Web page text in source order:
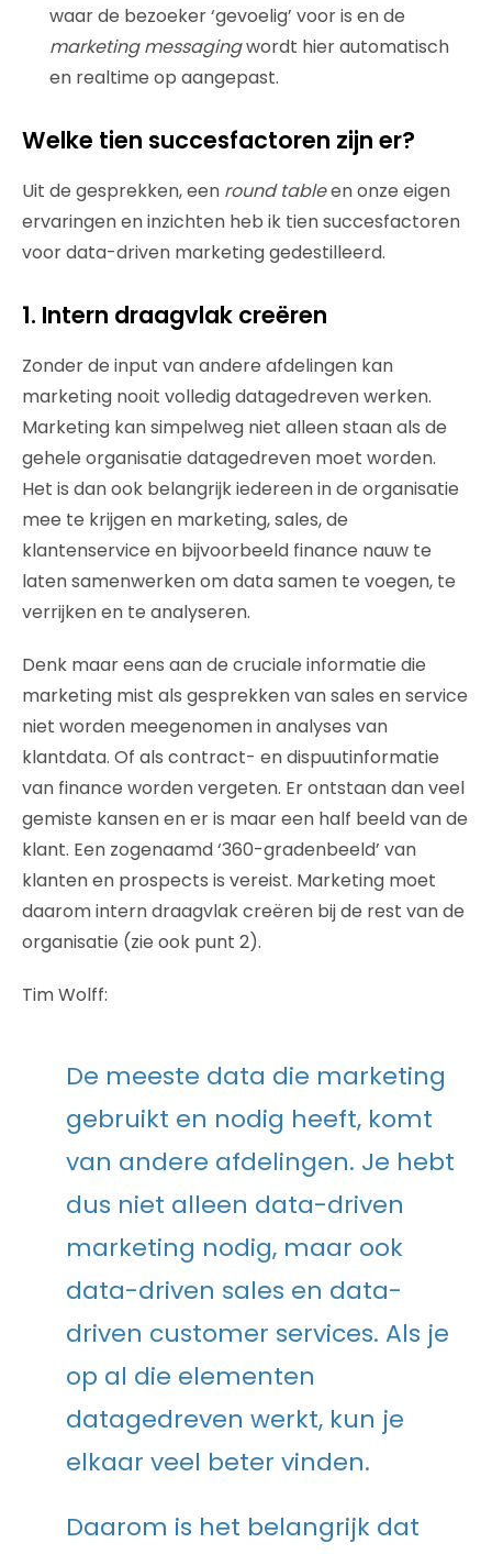
waar de bezoeker ‘gevoelig’ voor is en de
marketing messagingwordt hier automatisch
en realtime op aangepast.
​Welke tien succesfactoren zijn er?
Uit de gesprekken, een round tableen onze eigen
ervaringen en inzichten heb ik tien succesfactoren
voor data-driven marketing gedestilleerd.
1. Intern draagvlak creëren
Zonder de input van andere afdelingen kan
marketing nooit volledig datagedreven werken.
Marketing kan simpelweg niet alleen staan als de
gehele organisatie datagedreven moet worden.
Het is dan ook belangrijk iedereen in de organisatie
mee te krijgen en marketing, sales, de
klantenservice en bijvoorbeeld finance nauw te
laten samenwerken om data samen te voegen, te
verrijken en te analyseren.
Denk maar eens aan de cruciale informatie die
marketing mist als gesprekken van sales en service
niet worden meegenomen in analyses van
klantdata. Of als contract- en dispuutinformatie
van finance worden vergeten. Er ontstaan dan veel
gemiste kansen en er is maar een half beeld van de
klant. Een zogenaamd ‘360-gradenbeeld’ van
klanten en prospects is vereist. Marketing moet
daarom intern draagvlak creëren bij de rest van de
organisatie (zie ook punt 2).
Tim Wolff:
De meeste data die marketing
gebruikt en nodig heeft, komt
van andere afdelingen. Je hebt
dus niet alleen data-driven
marketing nodig, maar ook
data-driven sales en data-
driven customer services. Als je
op al die elementen
datagedreven werkt, kun je
elkaar veel beter vinden.
Daarom is het belangrijk dat